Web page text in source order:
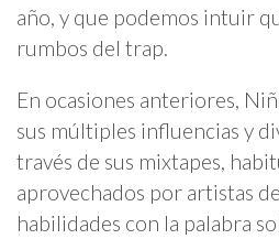
año, y que podemos intuir
rumbos del trap.
En ocasiones anteriores,
sus múltiples influencias y
través de sus mixtapes,
aprovechados por artistas
habilidades con la palabra